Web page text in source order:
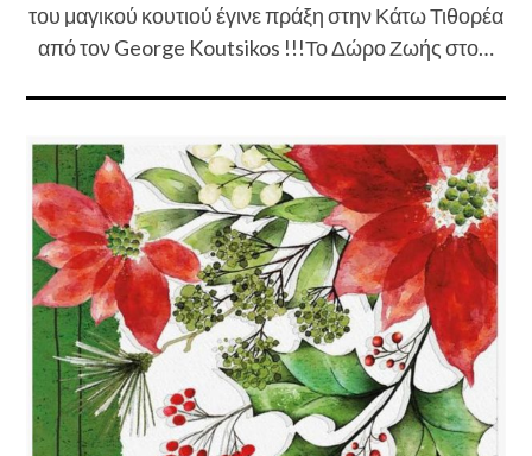
του μαγικού κουτιού έγινε πράξη στην Κάτω Τιθορέα
από τον George Koutsikos !!!Το Δώρο Ζωής στο…